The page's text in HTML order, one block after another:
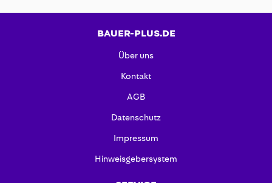
BAUER-PLUS.DE
Über uns
Kontakt
AGB
Datenschutz
Impressum
Hinweisgebersystem